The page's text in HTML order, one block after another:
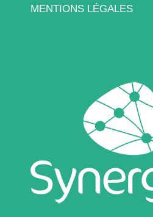
MENTIONS LÉGALES